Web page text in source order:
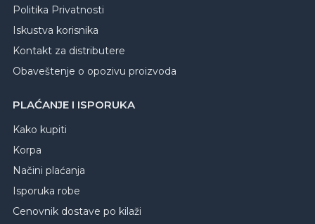
Politika Privatnosti
Iskustva korisnika
Kontakt za distributere
Obaveštenje o opozivu proizvoda
PLAĆANJE I ISPORUKA
Kako kupiti
Korpa
Načini plaćanja
Isporuka robe
Cenovnik dostave po kilaži